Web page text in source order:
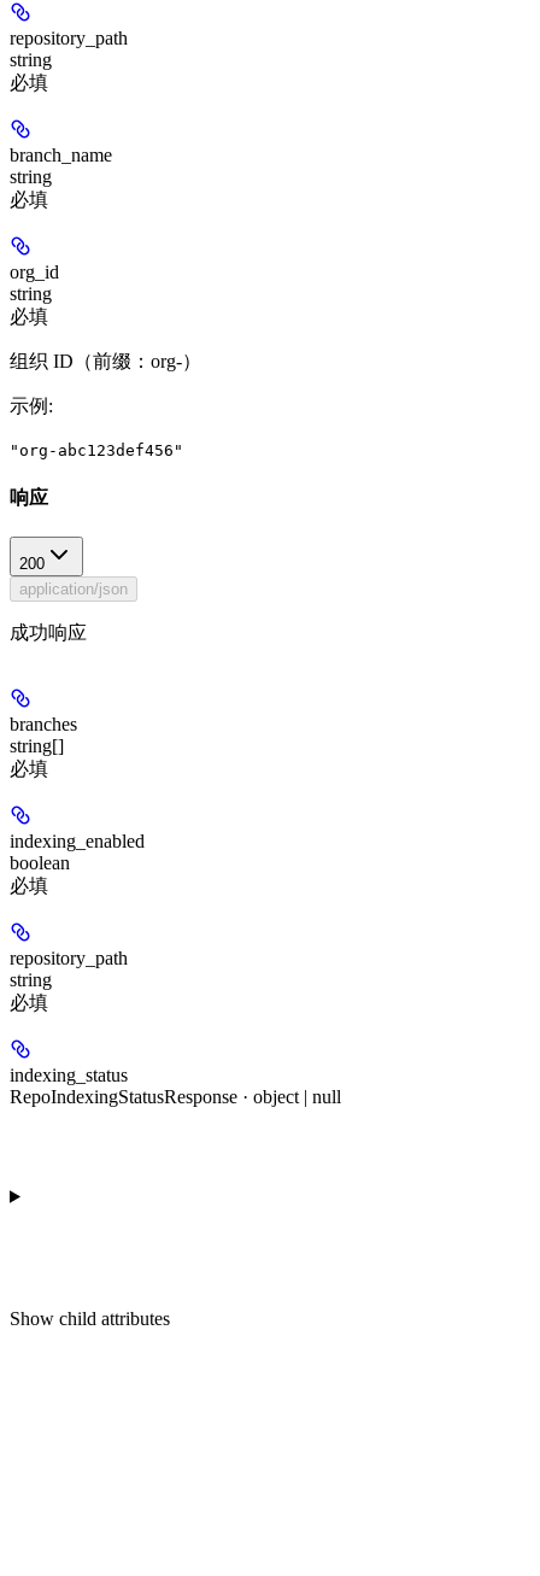
repository_path
string
必填
branch_name
string
必填
org_id
string
必填
组织 ID（前缀：org-）
示例 :
"org-abc123def456"
响应
200
application/json
成功响应
branches
string[]
必填
indexing_enabled
boolean
必填
repository_path
string
必填
indexing_status
RepoIndexingStatusResponse · object | null
Show child attributes